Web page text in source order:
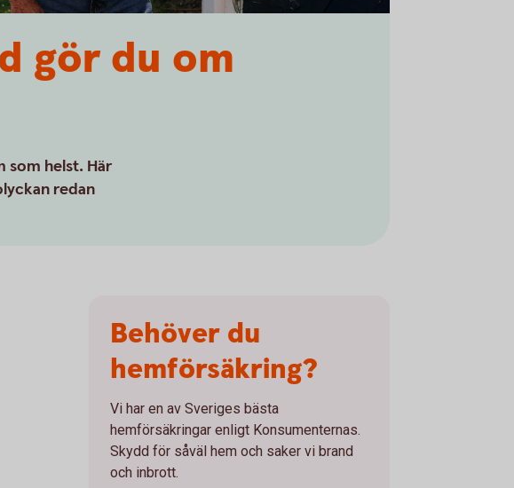
gör du om
som helst. Här
redan
Behöver du
hemförsäkring?
Vi har en av Sveriges bästa
hemförsäkringar enligt Konsumenternas.
Skydd för såväl hem och saker vi brand
och inbrott.